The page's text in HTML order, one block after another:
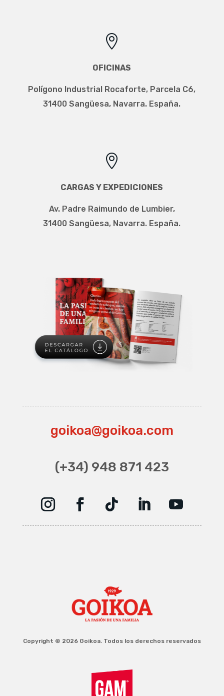

OFICINAS
Polígono Industrial Rocaforte, Parcela C6,
31400 Sangüesa, Navarra. España.

CARGAS Y EXPEDICIONES
Av. Padre Raimundo de Lumbier,
31400 Sangüesa, Navarra. España.
goikoa@goikoa.com
(+34) 948 871 423
Copyright © 2026 Goikoa. Todos los derechos reservados